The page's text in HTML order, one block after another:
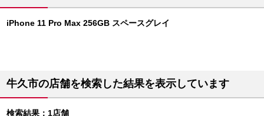
iPhone 11 Pro Max 256GB スペースグレイ
牛久市の店舗を検索した結果を表示しています
検索結果：1店舗